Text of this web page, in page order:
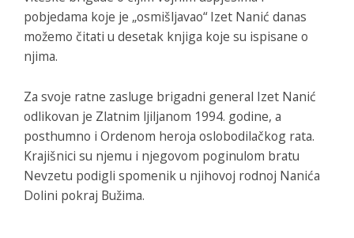
pobjedama koje je „osmišljavao“ Izet Nanić danas
možemo čitati u desetak knjiga koje su ispisane o
njima.
Za svoje ratne zasluge brigadni general Izet Nanić
odlikovan je Zlatnim ljiljanom 1994. godine, a
posthumno i Ordenom heroja oslobodilačkog rata.
Krajišnici su njemu i njegovom poginulom bratu
Nevzetu podigli spomenik u njihovoj rodnoj Nanića
Dolini pokraj Bužima.